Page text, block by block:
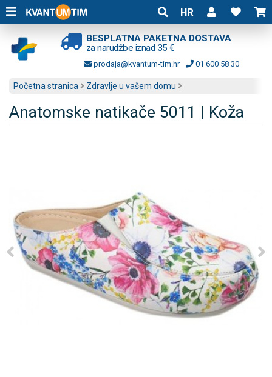
HR
BESPLATNA PAKETNA DOSTAVA
za narudžbe iznad 35 €
prodaja@kvantum-tim.hr 01 600 58 30
Početna stranica Zdravlje u vašem domu
Anatomske natikače 5011 | Koža